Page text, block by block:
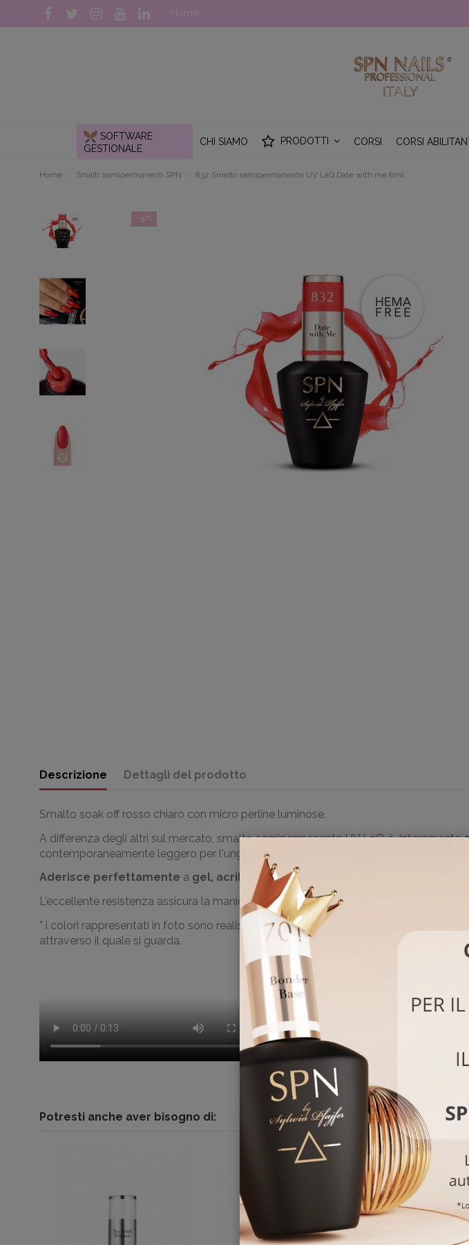
Home
SOFTWARE
GESTIONALE
CHI SIAMO PRODOTTI CORSI CORSI
Home Smalti semipermanenti SPN 832 Smalto semipermanente UV LaQ Date with me 8ml
-30%
Descrizione Dettagli del prodotto
Smalto soak off rosso chiaro con micro perline luminose.
A differenza degli altri sul mercato, smalto semipermanento UV LaQ è interamente
contemporaneamente leggero per l'unghia naturale.
Aderisce perfettamente a gel, acril gel, acrlico e all'unghia naturale.
L'eccellente resistenza assicura la manicure perfetta fino a 5 settimane. Grazie al
* i colori rappresentati in foto sono realistici; le leggere differenze che potrebbero
attraverso il quale si guarda.
Potresti anche aver bisogno di: